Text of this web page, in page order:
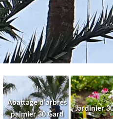
Abattage d'arbres
palmier 30 Gard
Jardinier